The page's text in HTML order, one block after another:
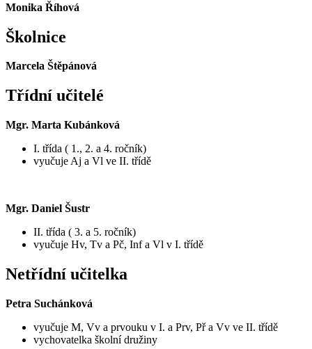
Monika Říhová
Školnice
Marcela Štěpánová
Třídní učitelé
Mgr. Marta Kubánková
I. třída ( 1., 2. a 4. ročník)
vyučuje Aj a Vl ve II. třídě
Mgr. Daniel Šustr
II. třída ( 3. a 5. ročník)
vyučuje Hv, Tv a Pč, Inf a Vl v I. třídě
Netřídní učitelka
Petra Suchánková
vyučuje M, Vv a prvouku v I. a Prv, Př a Vv ve II. třídě
vychovatelka školní družiny